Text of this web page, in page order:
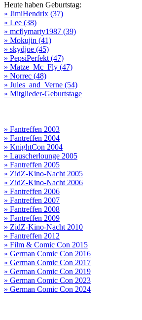
Heute haben Geburtstag:
» JimiHendrix (37)
» Lee (38)
» mcflymarty1987 (39)
» Mokujin (41)
» skydjoe (45)
» PepsiPerfekt (47)
» Matze_Mc_Fly (47)
» Norrec (48)
» Jules_and_Verne (54)
» Mitglieder-Geburtstage
» Fantreffen 2003
» Fantreffen 2004
» KnightCon 2004
» Lauscherlounge 2005
» Fantreffen 2005
» ZidZ-Kino-Nacht 2005
» ZidZ-Kino-Nacht 2006
» Fantreffen 2006
» Fantreffen 2007
» Fantreffen 2008
» Fantreffen 2009
» ZidZ-Kino-Nacht 2010
» Fantreffen 2012
» Film & Comic Con 2015
» German Comic Con 2016
» German Comic Con 2017
» German Comic Con 2019
» German Comic Con 2023
» German Comic Con 2024